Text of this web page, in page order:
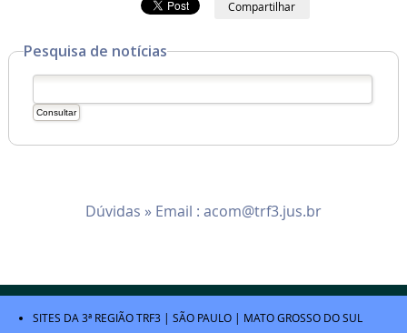
Compartilhar
Pesquisa de notícias
Dúvidas » Email : acom@trf3.jus.br
SITES DA 3ª REGIÃOTRF3 | SÃO PAULO | MATO GROSSO DO SUL